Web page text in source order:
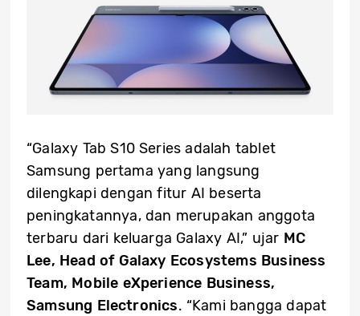
“Galaxy Tab S10 Series adalah tablet
Samsung pertama yang langsung
dilengkapi dengan fitur AI beserta
peningkatannya, dan merupakan anggota
terbaru dari keluarga Galaxy AI,” ujar MC
Lee, Head of Galaxy Ecosystems Business
Team, Mobile eXperience Business,
Samsung Electronics. “Kami bangga dapat